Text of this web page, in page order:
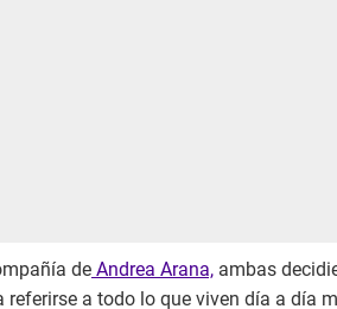
de Andrea Arana, ambas
referirse a todo lo que viven día a día